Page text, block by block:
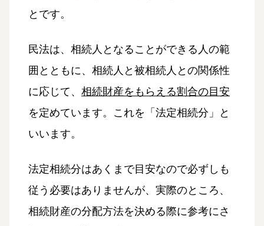
とです。
民法は、相続人となることができる人の範
囲とともに、相続人と被相続人との関係性
に応じて、 相続財産をもらえる割合の目安
を定めています。これを「法定相続分」と
いいます。
法定相続分はあくまで目安なので必ずしも
従う必要はありませんが、実際のところ、
相続財産の分配方法を決める際に参考にさ